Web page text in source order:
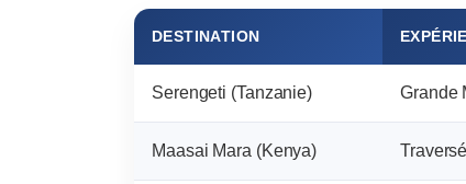
DESTINATION
Serengeti (Tanzanie) Grande
Maasai Mara (Kenya)